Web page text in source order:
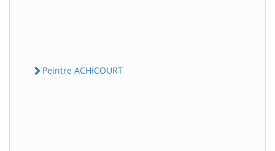
Peintre ACHICOURT